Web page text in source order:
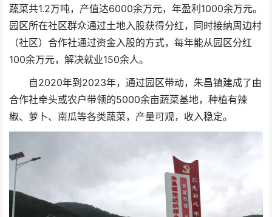
蔬菜共1.2万吨，产值达6000余万元，年盈利1000余万元。
园区所在社区群众通过土地入股获得分红，同时接纳周边村
（社区）合作社通过资金入股的方式，每年能从园区分红
100余万元，解决就业150余人。
自2020年到2023年，通过园区带动，朱昌镇建成了由
合作社牵头或农户带领的5000余亩蔬菜基地，种植有辣
椒、萝卜、南瓜等各类蔬菜，产量可观，收入稳定。